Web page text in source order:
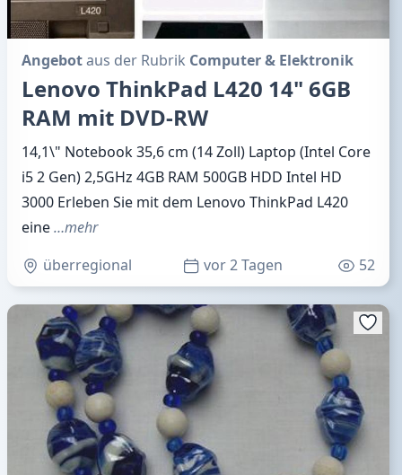
Angebotaus der Rubrik Computer & Elektronik
Lenovo ThinkPad L420 14" 6GB
RAM mit DVD-RW
14,1\" Notebook 35,6 cm (14 Zoll) Laptop (Intel Core
i5 2 Gen) 2,5GHz 4GB RAM 500GB HDD Intel HD
3000 Erleben Sie mit dem Lenovo ThinkPad L420
eine…mehr
überregional
vor 2 Tagen 52